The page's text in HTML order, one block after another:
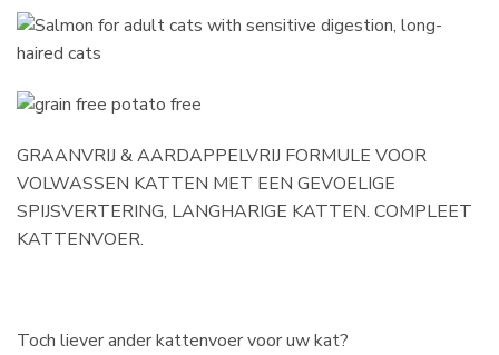
GRAANVRIJ & AARDAPPELVRIJ FORMULE VOOR
VOLWASSEN KATTEN MET EEN GEVOELIGE
SPIJSVERTERING, LANGHARIGE KATTEN. COMPLEET
KATTENVOER.
Toch liever ander kattenvoer voor uw kat?